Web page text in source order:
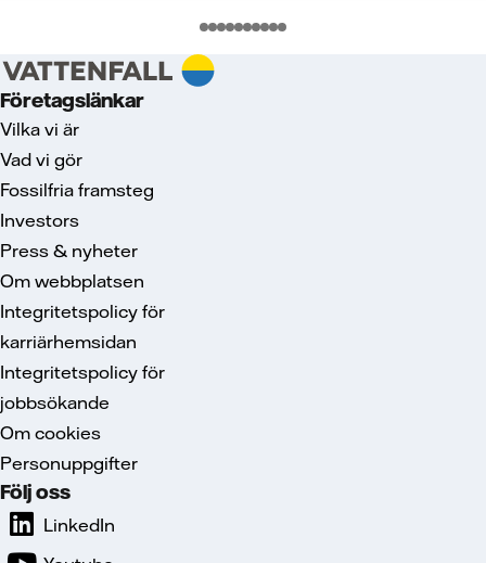
Företagslänkar
Vilka vi är
Vad vi gör
Fossilfria framsteg
Investors
Press & nyheter
Om webbplatsen
Integritetspolicy för
karriärhemsidan
Integritetspolicy för
jobbsökande
Om cookies
Personuppgifter
Följ oss
LinkedIn